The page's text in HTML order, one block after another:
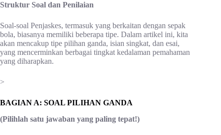
Struktur Soal dan Penilaian
Soal-soal Penjaskes, termasuk yang berkaitan dengan sepak
bola, biasanya memiliki beberapa tipe. Dalam artikel ini, kita
akan mencakup tipe pilihan ganda, isian singkat, dan esai,
yang mencerminkan berbagai tingkat kedalaman pemahaman
yang diharapkan.
>
BAGIAN A: SOAL PILIHAN GANDA
(Pilihlah satu jawaban yang paling tepat!)